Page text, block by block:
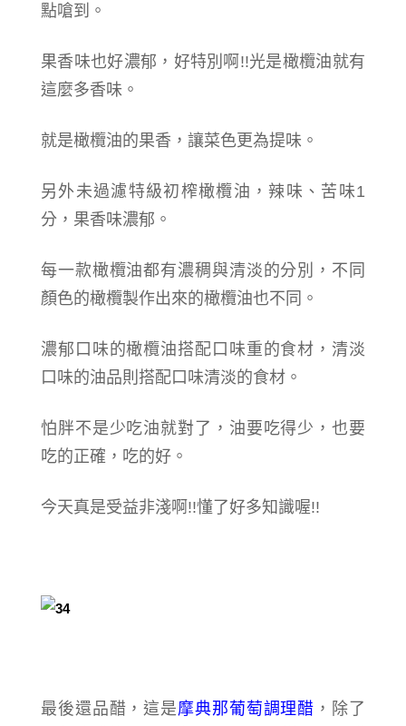
點嗆到。
果香味也好濃郁，好特別啊!!光是橄欖油就有
這麼多香味。
就是橄欖油的果香，讓菜色更為提味。
另外未過濾特級初榨橄欖油，辣味、苦味1
分，果香味濃郁。
每一款橄欖油都有濃稠與清淡的分別，不同
顏色的橄欖製作出來的橄欖油也不同。
濃郁口味的橄欖油搭配口味重的食材，清淡
口味的油品則搭配口味清淡的食材。
怕胖不是少吃油就對了，油要吃得少，也要
吃的正確，吃的好。
今天真是受益非淺啊!!懂了好多知識喔!!
最後還品醋，這是摩典那葡萄調理醋 ，除了